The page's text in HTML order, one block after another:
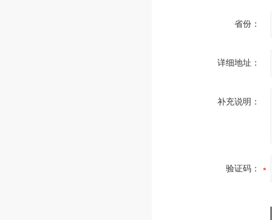
省份：
详细地址：
补充说明：
验证码：